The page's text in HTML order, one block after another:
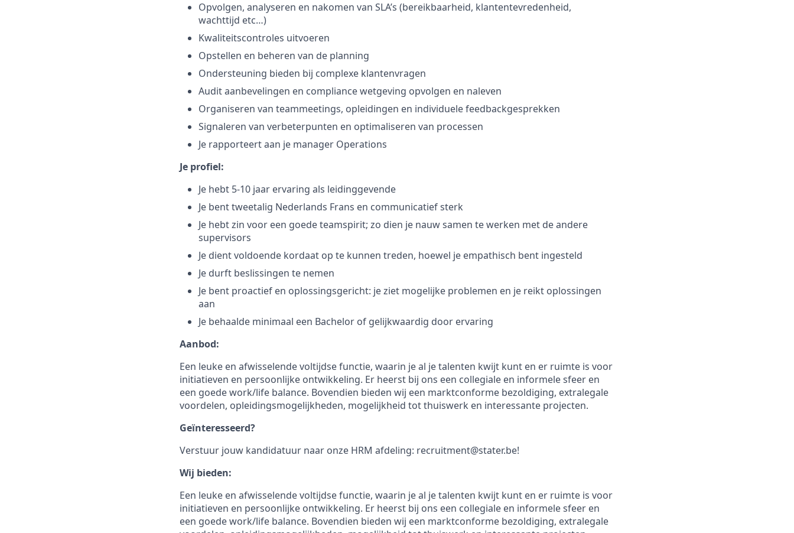
Opvolgen, analyseren en nakomen van SLA’s (bereikbaarheid, klantentevredenheid,
wachttijd etc…)
Kwaliteitscontroles uitvoeren
Opstellen en beheren van de planning
Ondersteuning bieden bij complexe klantenvragen
Audit aanbevelingen en compliance wetgeving opvolgen en naleven
Organiseren van teammeetings, opleidingen en individuele feedbackgesprekken
Signaleren van verbeterpunten en optimaliseren van processen
Je rapporteert aan je manager Operations
Je profiel:
Je hebt 5-10 jaar ervaring als leidinggevende
Je bent tweetalig Nederlands Frans en communicatief sterk
Je hebt zin voor een goede teamspirit; zo dien je nauw samen te werken met de andere
supervisors
Je dient voldoende kordaat op te kunnen treden, hoewel je empathisch bent ingesteld
Je durft beslissingen te nemen
Je bent proactief en oplossingsgericht: je ziet mogelijke problemen en je reikt oplossingen
aan
Je behaalde minimaal een Bachelor of gelijkwaardig door ervaring
Aanbod:
Een leuke en afwisselende voltijdse functie, waarin je al je talenten kwijt kunt en er ruimte is voor
initiatieven en persoonlijke ontwikkeling. Er heerst bij ons een collegiale en informele sfeer en
een goede work/life balance. Bovendien bieden wij een marktconforme bezoldiging, extralegale
voordelen, opleidingsmogelijkheden, mogelijkheid tot thuiswerk en interessante projecten.
Geïnteresseerd?
Verstuur jouw kandidatuur naar onze HRM afdeling: recruitment@stater.be!
Wij bieden:
Een leuke en afwisselende voltijdse functie, waarin je al je talenten kwijt kunt en er ruimte is voor
initiatieven en persoonlijke ontwikkeling. Er heerst bij ons een collegiale en informele sfeer en
een goede work/life balance. Bovendien bieden wij een marktconforme bezoldiging, extralegale